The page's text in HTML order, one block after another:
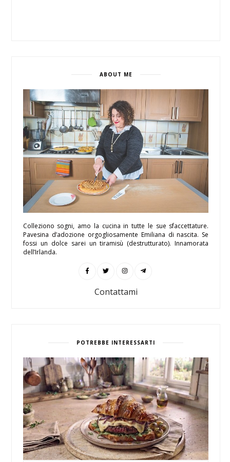
ABOUT ME
Colleziono sogni, amo la cucina in tutte le sue sfaccettature.
Pavesina d’adozione orgogliosamente Emiliana di nascita. Se
fossi un dolce sarei un tiramisù (destrutturato). Innamorata
dell’Irlanda.
Contattami
POTREBBE INTERESSARTI